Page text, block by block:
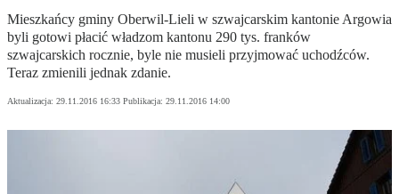
Mieszkańcy gminy Oberwil-Lieli w szwajcarskim kantonie Argowia
byli gotowi płacić władzom kantonu 290 tys. franków
szwajcarskich rocznie, byle nie musieli przyjmować uchodźców.
Teraz zmienili jednak zdanie.
Aktualizacja: 29.11.2016 16:33 Publikacja: 29.11.2016 14:00